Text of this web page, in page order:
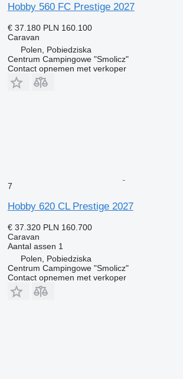
Hobby 560 FC Prestige 2027
€ 37.180 PLN 160.100
Caravan
Polen, Pobiedziska
Centrum Campingowe "Smolicz"
Contact opnemen met verkoper
7
Hobby 620 CL Prestige 2027
€ 37.320 PLN 160.700
Caravan
Aantal assen 1
Polen, Pobiedziska
Centrum Campingowe "Smolicz"
Contact opnemen met verkoper